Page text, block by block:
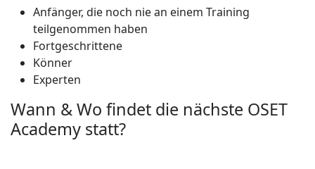
Anfänger, die noch nie an einem Training
teilgenommen haben
Fortgeschrittene
Könner
Experten
Wann & Wo findet die nächste OSET
Academy statt?